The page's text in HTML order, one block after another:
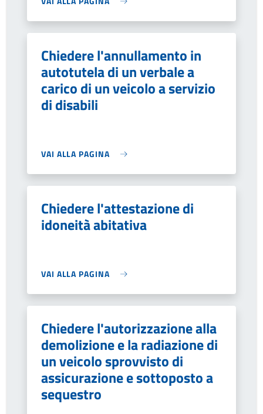
Chiedere l'annullamento in
autotutela di un verbale a
carico di un veicolo a servizio
di disabili
VAI ALLA PAGINA
Chiedere l'attestazione di
idoneità abitativa
VAI ALLA PAGINA
Chiedere l'autorizzazione alla
demolizione e la radiazione di
un veicolo sprovvisto di
assicurazione e sottoposto a
sequestro